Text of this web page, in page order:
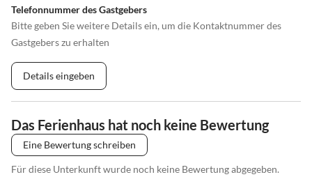
Telefonnummer des Gastgebers
Bitte geben Sie weitere Details ein, um die Kontaktnummer des
Gastgebers zu erhalten
Details eingeben
Das Ferienhaus hat noch keine Bewertung
Eine Bewertung schreiben
Für diese Unterkunft wurde noch keine Bewertung abgegeben.